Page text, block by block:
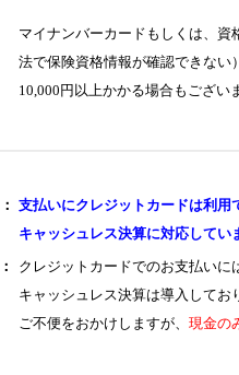
マイナンバーカードもしくは、
法で保険資格情報が確認できない
10,000円以上かかる場合もござい
： 支払いにクレジットカードは利用
キャッシュレス決算に対応してい
：
クレジットカードでのお支払いに
キャッシュレス決算は導入してお
ご不便をおかけしますが、 現金の